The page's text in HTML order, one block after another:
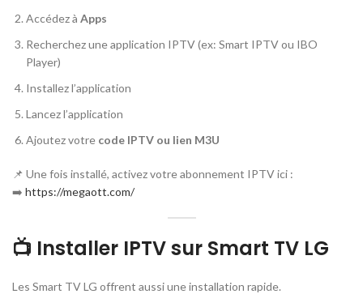
Accédez à Apps
Recherchez une application IPTV (ex: Smart IPTV ou IBO
Player)
Installez l’application
Lancez l’application
Ajoutez votre code IPTV ou lien M3U
📌 Une fois installé, activez votre abonnement IPTV ici :
➡️ https://megaott.com/
📺 Installer IPTV sur Smart TV LG
Les Smart TV LG offrent aussi une installation rapide.